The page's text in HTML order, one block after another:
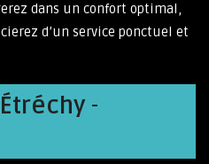
dans un confort optimal,
d’un service ponctuel et
-